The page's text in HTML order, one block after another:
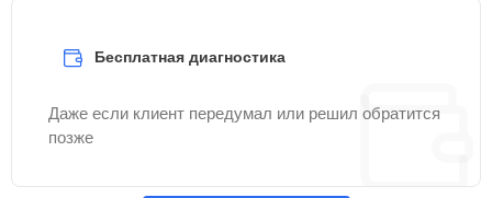
Бесплатная диагностика
Даже если клиент передумал или решил обратится
позже